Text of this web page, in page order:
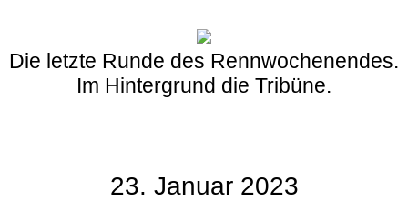
Die letzte Runde des Rennwochenendes.
Im Hintergrund die Tribüne.
23. Januar 2023